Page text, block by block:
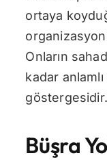
ortaya
Onların
kadar
Büşra